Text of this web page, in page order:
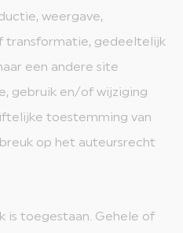
weergave,
transformatie, gedeeltelijk
een andere site
gebruik en/of wijziging
toestemming van
op het auteursrecht
is toegestaan. Gehele of